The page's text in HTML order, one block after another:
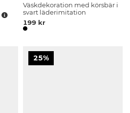
Väskdekoration med körsbär i
svart läderimitation
199 kr
25%